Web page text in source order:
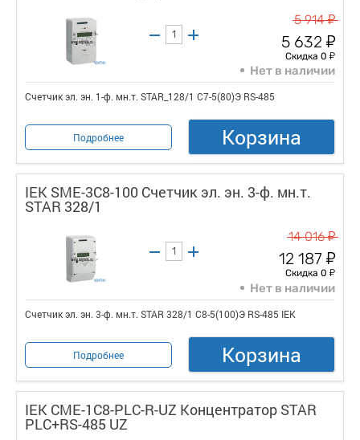
5 914у
5 632 у
Скидка 0 у
Нет в наличии
Счетчик эл. эн. 1-ф. мн.т. STAR_128/1 С7-5(80)Э RS-485
Подробнее Корзина
IEK SME-3C8-100 Счетчик эл. эн. 3-ф. мн.т.
STAR 328/1
14 016у
12 187 у
Скидка 0 у
Нет в наличии
Счетчик эл. эн. 3-ф. мн.т. STAR 328/1 С8-5(100)Э RS-485 IEK
Подробнее Корзина
IEK CME-1C8-PLC-R-UZ Концентратор STAR
PLC+RS-485 UZ